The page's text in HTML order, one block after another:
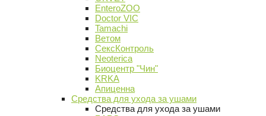
EnteroZOO
Doctor VIC
Tamachi
Ветом
СексКонтроль
Neoterica
Биоцентр "Чин"
KRKA
Апиценна
Средства для ухода за ушами
Средства для ухода за ушами